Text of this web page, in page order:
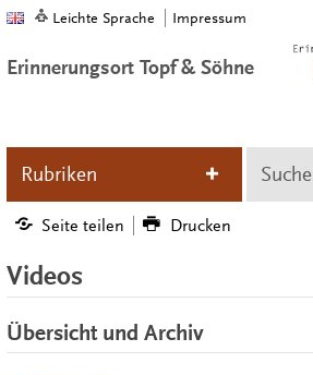
Leichte Sprache Impressum
Erinnerungsort Topf & Söhne
Rubriken Suche
Seite teilen Drucken
Videos
Übersicht und Archiv